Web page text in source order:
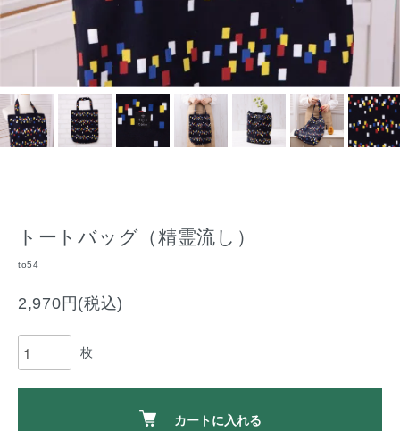
トートバッグ（精霊流し）
to54
2,970円(税込)
枚
カートに入れる